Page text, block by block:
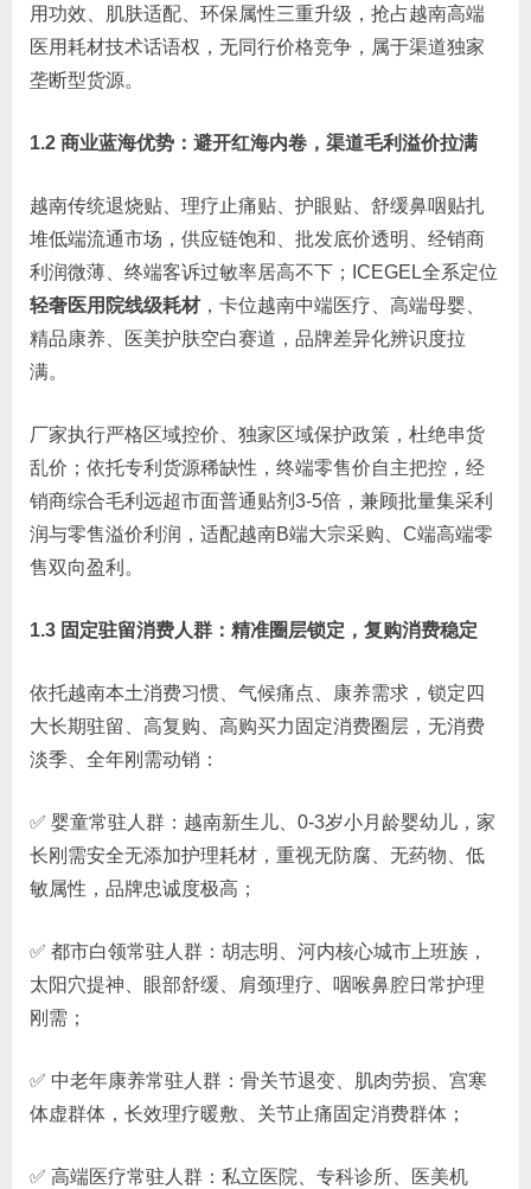
用功效、肌肤适配、环保属性三重升级，抢占越南高端
医用耗材技术话语权，无同行价格竞争，属于渠道独家
垄断型货源。
1.2 商业蓝海优势：避开红海内卷，渠道毛利溢价拉满
越南传统退烧贴、理疗止痛贴、护眼贴、舒缓鼻咽贴扎
堆低端流通市场，供应链饱和、批发底价透明、经销商
利润微薄、终端客诉过敏率居高不下；ICEGEL全系定位
轻奢医用院线级耗材，卡位越南中端医疗、高端母婴、
精品康养、医美护肤空白赛道，品牌差异化辨识度拉
满。
厂家执行严格区域控价、独家区域保护政策，杜绝串货
乱价；依托专利货源稀缺性，终端零售价自主把控，经
销商综合毛利远超市面普通贴剂3-5倍，兼顾批量集采利
润与零售溢价利润，适配越南B端大宗采购、C端高端零
售双向盈利。
1.3 固定驻留消费人群：精准圈层锁定，复购消费稳定
依托越南本土消费习惯、气候痛点、康养需求，锁定四
大长期驻留、高复购、高购买力固定消费圈层，无消费
淡季、全年刚需动销：
✅ 婴童常驻人群：越南新生儿、0-3岁小月龄婴幼儿，家
长刚需安全无添加护理耗材，重视无防腐、无药物、低
敏属性，品牌忠诚度极高；
✅ 都市白领常驻人群：胡志明、河内核心城市上班族，
太阳穴提神、眼部舒缓、肩颈理疗、咽喉鼻腔日常护理
刚需；
✅ 中老年康养常驻人群：骨关节退变、肌肉劳损、宫寒
体虚群体，长效理疗暖敷、关节止痛固定消费群体；
✅ 高端医疗常驻人群：私立医院、专科诊所、医美机